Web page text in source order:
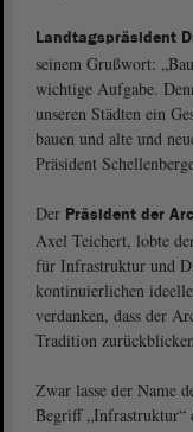
Landtagspräsident
seinem Grußwort:
wichtige Aufgabe.
unseren Städten ein
bauen und alte und
Präsident
Der Präsident der
Axel Teichert, lobte
für Infrastruktur und
kontinuierlichen
verdanken, dass der
Tradition
Zwar lasse der Name
Begriff „Infrastruktur“